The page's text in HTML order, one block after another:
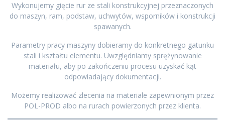
Wykonujemy gięcie rur ze stali konstrukcyjnej przeznaczonych
do maszyn, ram, podstaw, uchwytów, wsporników i konstrukcji
spawanych.
Parametry pracy maszyny dobieramy do konkretnego gatunku
stali i kształtu elementu. Uwzględniamy sprężynowanie
materiału, aby po zakończeniu procesu uzyskać kąt
odpowiadający dokumentacji.
Możemy realizować zlecenia na materiale zapewnionym przez
POL-PROD albo na rurach powierzonych przez klienta.